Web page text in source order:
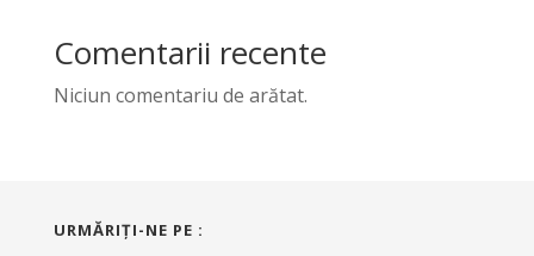
Comentarii recente
Niciun comentariu de arătat.
URMĂRIŢI-NE PE :